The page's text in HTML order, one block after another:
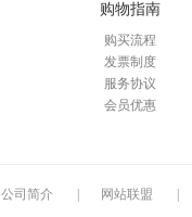
购物指南
购买流程
发票制度
服务协议
会员优惠
公司简介 网站联盟